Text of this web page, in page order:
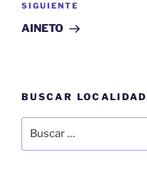
Siguiente
entrada
SIGUIENTE
AINETO
BUSCAR LOCALIDAD
por: